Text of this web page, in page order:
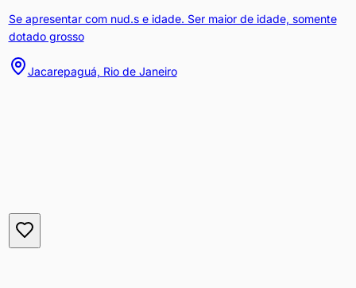
Se apresentar com nud.s e idade. Ser maior de idade, somente
dotado grosso
Jacarepaguá, Rio de Janeiro